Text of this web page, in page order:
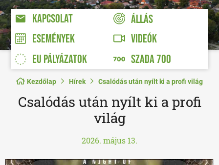
KAPCSOLAT
ÁLLÁS
ESEMÉNYEK
VIDEÓK
EU PÁLYÁZATOK
SZADA 700
Kezdőlap Hírek Csalódás után nyílt ki a profi világ
Csalódás után nyílt ki a profi
világ
2026. május 13.